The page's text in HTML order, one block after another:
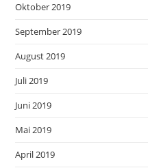
Oktober 2019
September 2019
August 2019
Juli 2019
Juni 2019
Mai 2019
April 2019